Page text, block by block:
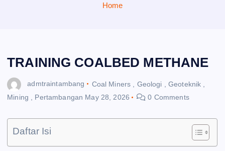
Home
TRAINING COALBED METHANE
admtraintambang Coal Miners Geologi Geoteknik
Mining
Pertambangan May 28, 2026 0 Comments
Daftar Isi